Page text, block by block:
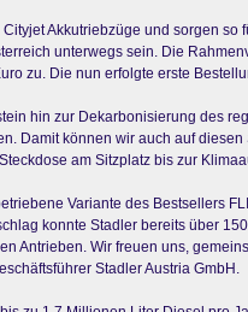
Akkutriebzüge und sorgen
unterwegs sein. Die
zu. Die nun erfolgte erste
hin zur Dekarbonisierung des
Damit können wir auch auf
am Sitzplatz bis zur
Variante des Bestsellers
konnte Stadler bereits über
Antrieben. Wir freuen uns,
Stadler Austria GmbH.